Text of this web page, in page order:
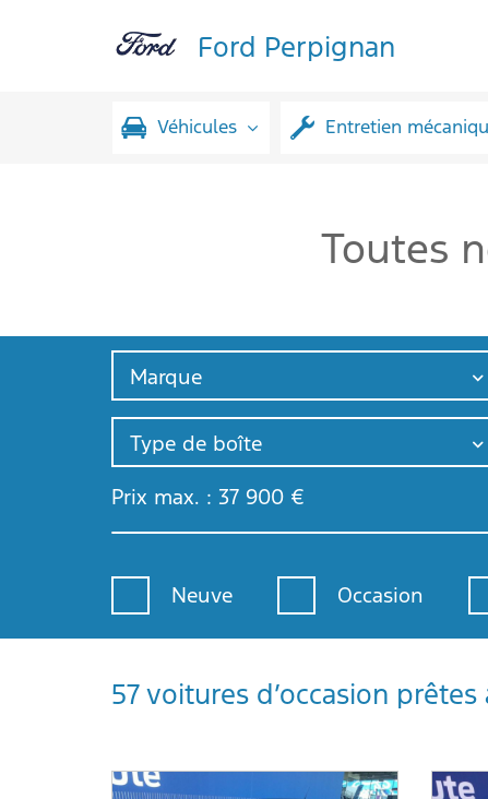
Ford Perpignan
Véhicules Entretien
Toutes
Marque
Type de boîte
Prix max. : 37 900 €
Neuve Occasion
57 voitures d’occasion